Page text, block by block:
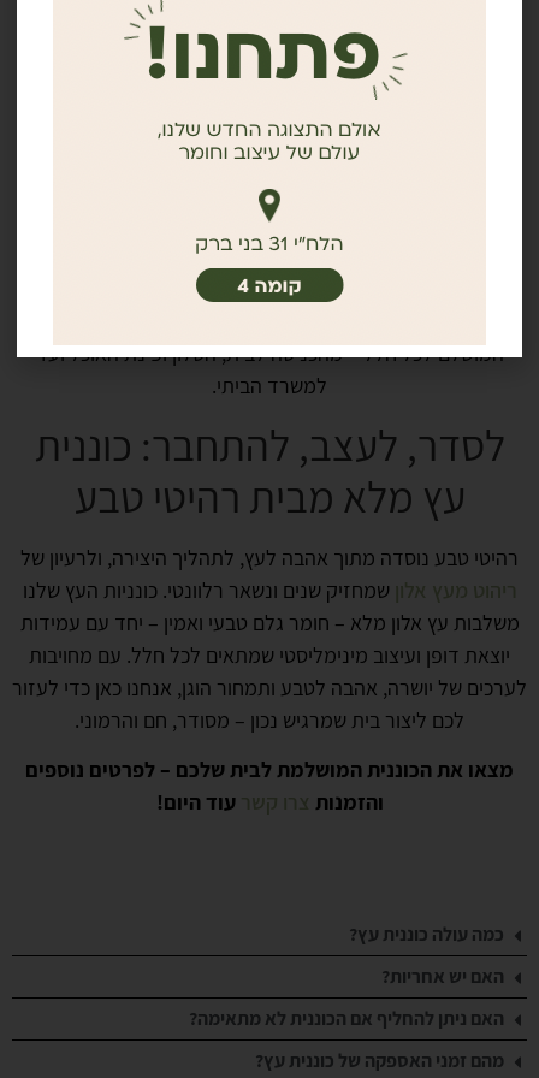
✔ עיצוב מדויק – קווים נקיים, בלי פשרות:אנחנו לא מאמינים
ברהיטים סתמיים. העיצוב שלנו שואב השראה מהמינימליזם
הסקנדינבי, שמשלב קווים נקיים ואסתטיקה טבעית. הכונניות נבנו
כדי להשתלב בצורה הרמונית בכל חלל, בלי להשתלט עליו, ותוך
יצירת תחושת רוגע שמכבדת את החומר ואת הסביבה.
החזון שלנו ברור: ריהוט איכותי, עמיד
ונגיש לכולם – מבלי להתפשר על חומרי גלם או על העיצוב.
✔ התאמה אישית לחללים שונים:
מבחר הדגמים שלנו כולל
המושלם לכל חלל – מהכניסה לבית, הסלון ופינת האוכל ועד
למשרד הביתי.
לסדר, לעצב, להתחבר: כוננית
עץ מלא מבית רהיטי טבע
רהיטי טבע נוסדה מתוך אהבה לעץ, לתהליך היצירה, ולרעיון של
ריהוט מעץ אלון שמחזיק שנים ונשאר רלוונטי. כונניות העץ שלנו
משלבות עץ אלון מלא – חומר גלם טבעי ואמין – יחד עם עמידות
יוצאת דופן ועיצוב מינימליסטי שמתאים לכל חלל. עם מחויבות
לערכים של יושרה, אהבה לטבע ותמחור הוגן, אנחנו כאן כדי לעזור
לכם ליצור בית שמרגיש נכון – מסודר, חם והרמוני.
מצאו את הכוננית המושלמת לבית שלכם – לפרטים נוספים
והזמנות צרו קשר עוד היום!
כמה עולה כוננית עץ?
אנו מציעים כונניות עץ איכותיות במחירים הוגנים ונגישים, כאשר
טווח המחירים תלוי בדגם, בגודל ובסוג הגימור. לפרטים נוספים
והצעות מחיר מדויקות, מומלץ לעיין באתר או ליצור קשר עם
הצוות שלנו.
האם יש אחריות?
בהחלט! כל כוננית מגיעה עם אחריות ל-12 חודשים, מתוך ביטחון
מלא באיכות המוצרים שלנו.
האם ניתן להחליף אם הכוננית לא מתאימה?
בהחלט. יש לנו מדיניות החלפה נוחה, כדי להבטיח שתהיו מרוצים
מהם זמני האספקה של כוננית עץ?